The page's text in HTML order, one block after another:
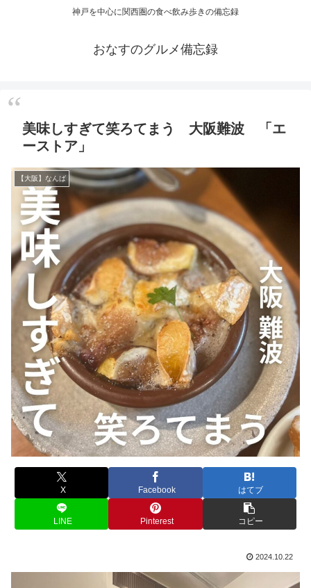
神戸を中心に関西圏の食べ飲み歩きの備忘録
おなすのグルメ備忘録
美味しすぎて笑ろてまう 大阪難波 「エ
ーストア」
【大阪】なんば
X Facebook はてブ
LINE Pinterest コピー
2024.10.22